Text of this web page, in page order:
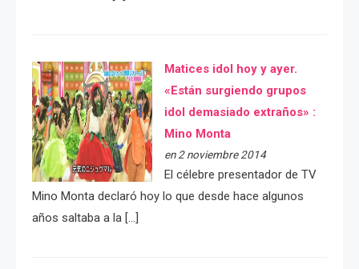
Matices idol hoy y ayer.
«Están surgiendo grupos
idol demasiado extraños» :
Mino Monta
en 2 noviembre 2014
El célebre presentador de TV
Mino Monta declaró hoy lo que desde hace algunos
años saltaba a la […]